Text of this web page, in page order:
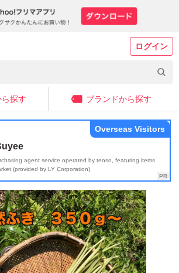
ログイン
探す ブランドから探す
agent service operated by tenso, featuring items
(provided by LY Corporation)
Overseas Visitors